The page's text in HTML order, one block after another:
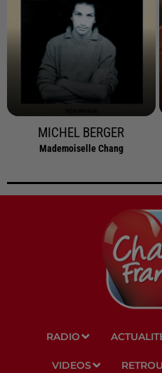
MICHEL BERGER
Mademoiselle Chang
RADIO
VIDEOS